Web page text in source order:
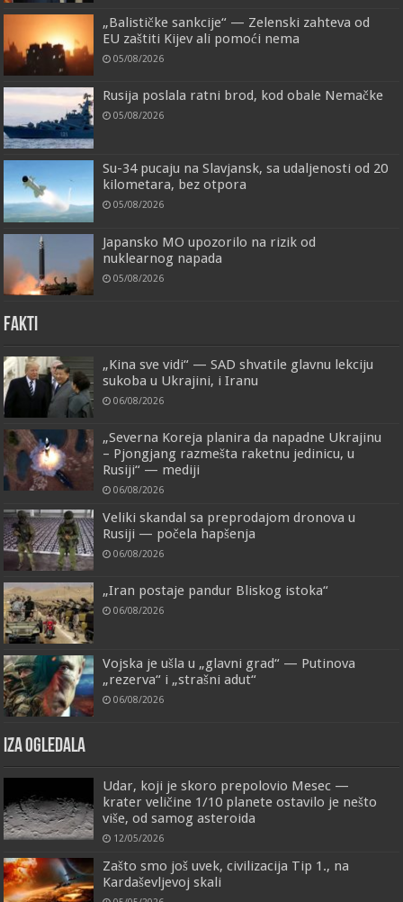
„Balističke sankcije“ — Zelenski zahteva od
EU zaštiti Kijev ali pomoći nema
05/08/2026
Rusija poslala ratni brod, kod obale Nemačke
05/08/2026
Su-34 pucaju na Slavjansk, sa udaljenosti od 20
kilometara, bez otpora
05/08/2026
Japansko MO upozorilo na rizik od
nuklearnog napada
05/08/2026
FAKTI
„Kina sve vidi“ — SAD shvatile glavnu lekciju
sukoba u Ukrajini, i Iranu
06/08/2026
„Severna Koreja planira da napadne Ukrajinu
– Pjongjang razmešta raketnu jedinicu, u
Rusiji“ — mediji
06/08/2026
Veliki skandal sa preprodajom dronova u
Rusiji — počela hapšenja
06/08/2026
„Iran postaje pandur Bliskog istoka“
06/08/2026
Vojska je ušla u „glavni grad“ — Putinova
„rezerva“ i „strašni adut“
06/08/2026
IZA OGLEDALA
Udar, koji je skoro prepolovio Mesec —
krater veličine 1/10 planete ostavilo je nešto
više, od samog asteroida
12/05/2026
Zašto smo još uvek, civilizacija Tip 1., na
Kardaševljevoj skali